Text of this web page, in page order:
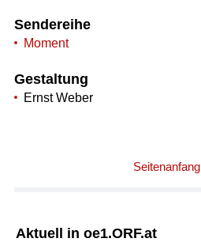
Sendereihe
Moment
Gestaltung
Ernst Weber
Seitenanfang
Aktuell in oe1.ORF.at